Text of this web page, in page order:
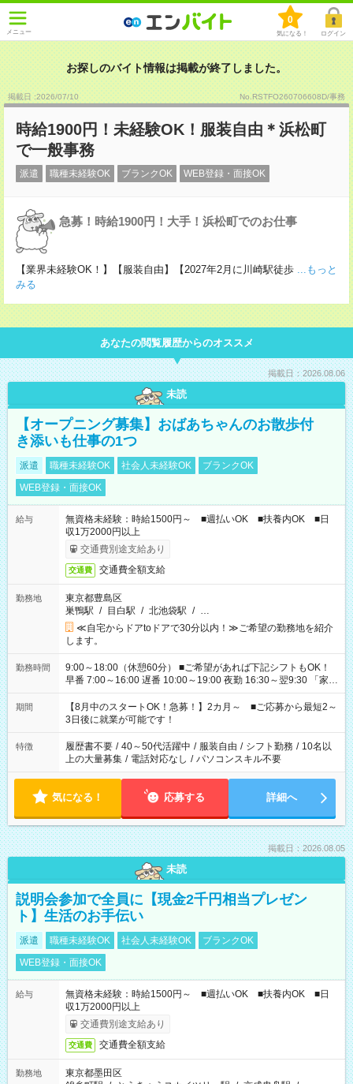
メニュー
0
気になる！ ログイン
お探しのバイト情報は掲載が終了しました。
掲載日 :2026/07/10 No.RSTFO260706608D/事務
時給1900円！未経験OK！服装自由＊浜松町
で一般事務
派遣 職種未経験OK ブランクOK WEB登録・面接OK
急募！時給1900円！大手！浜松町でのお仕事
【業界未経験OK！】【服装自由】【2027年2月に川崎駅徒歩 ...もっと
みる
あなたの閲覧履歴からのオススメ
掲載日：2026.08.06
未読
【オープニング募集】おばあちゃんのお散歩付
き添いも仕事の1つ
派遣 職種未経験OK 社会人未経験OK
ブランクOK
WEB登録・面接OK
給与
無資格未経験：時給1500円～ ■週払いOK ■扶養内OK ■日
収1万2000円以上
交通費別途支給あり
交通費 交通費全額支給
勤務地
東京都豊島区
巣鴨駅 / 目白駅 / 北池袋駅 / …
≪自宅からドアtoドアで30分以内！≫ご希望の勤務地を紹介
します。
勤務時間
9:00～18:00（休憩60分） ■ご希望があれば下記シフトもOK！
早番 7:00～16:00 遅番 10:00～19:00 夜勤 16:30～翌9:30 「家族
と休みを合わせたい」 「余裕を持って夕飯の準備がしたい」
「できれば残業はしたくない」 など、ご希望を教えてください
ね。 ※Wワーク希望の方へ 今ご覧のお仕事で希望する勤務時間
と、もう1つのお仕事の勤務時間。 合計で週40時間を超える場
合は応募できません。
期間
【8月中のスタートOK！急募！】2カ月～ ■ご応募から最短2～
3日後に就業が可能です！
特徴 履歴書不要 / 40～50代活躍中 / 服装自由 / シフト勤務 / 10名以
上の大量募集 / 電話対応なし / パソコンスキル不要
気になる！ 応募する 詳細へ
掲載日：2026.08.05
未読
説明会参加で全員に【現金2千円相当プレゼン
ト】生活のお手伝い
派遣 職種未経験OK 社会人未経験OK
ブランクOK
WEB登録・面接OK
給与
無資格未経験：時給1500円～ ■週払いOK ■扶養内OK ■日
収1万2000円以上
交通費別途支給あり
交通費 交通費全額支給
勤務地
東京都墨田区